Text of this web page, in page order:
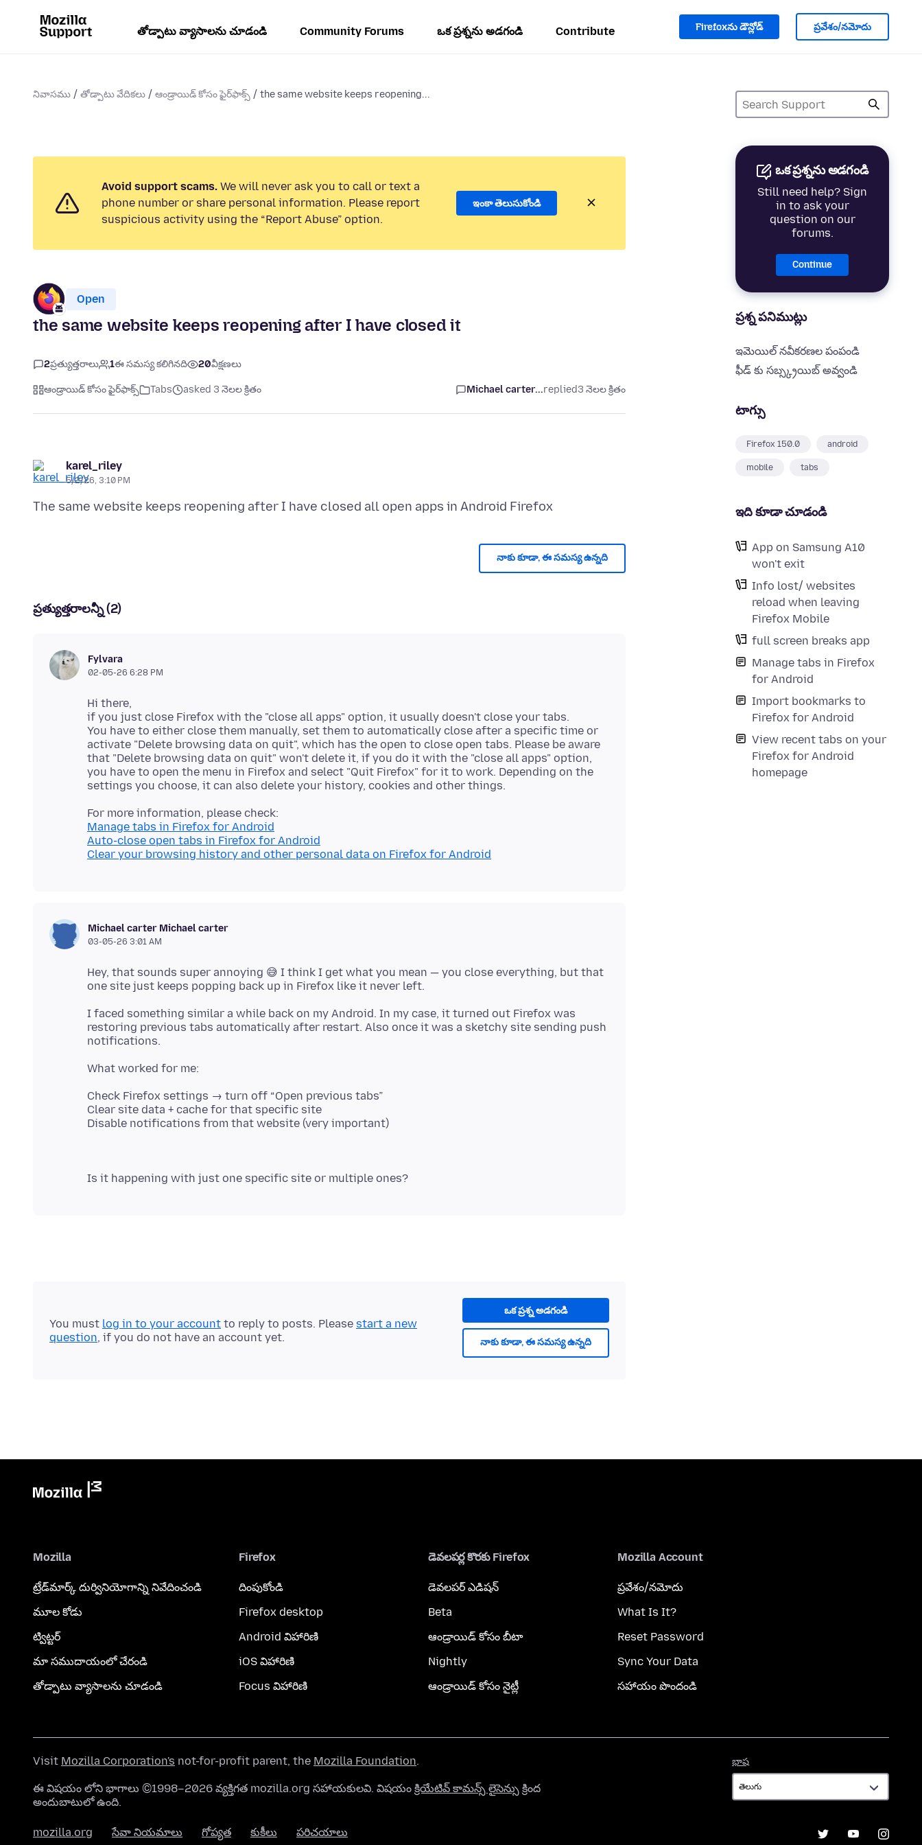
తోడ్పాటు వ్యాసాలను చూడండి Community Forums ఒక ప్రశ్నను అడగండి Contribute Firefoxను డౌన్లోడ్ ప్రవేశం/నమోదు
నివాసము తోడ్పాటు వేదికలు ఆండ్రాయిడ్ కోసం ఫైర్‌ఫాక్స్ the same website keeps reopening...
ఒక ప్రశ్నను అడగండి
Still need help? Sign
in to ask your
question on our
forums.
Continue
ప్రశ్న పనిముట్లు
ఇమెయిల్ నవీకరణల పంపండి
ఫీడ్ కు సబ్స్క్రయిబ్ అవ్వండి
టాగ్సు
Firefox 150.0 android
mobile tabs
ఇది కూడా చూడండి
App on Samsung A10
won't exit
Info lost/ websites
reload when leaving
Firefox Mobile
full screen breaks app
Manage tabs in Firefox
for Android
Import bookmarks to
Firefox for Android
View recent tabs on your
Firefox for Android
homepage
Avoid support scams. We will never ask you to call or text a
phone number or share personal information. Please report
suspicious activity using the “Report Abuse” option.
ఇంకా తెలుసుకోండి
Open
the same website keeps reopening after I have closed it
2ప్రత్యుత్తరాలు 1ఈ సమస్య కలిగినది 20వీక్షణలు
ఆండ్రాయిడ్ కోసం ఫైర్‌ఫాక్స్ Tabs asked 3 నెలల క్రితం Michael carter...replied3 నెలల క్రితం
karel_riley
5/2/26, 3:10 PM
నాకు కూడా, ఈ సమస్య ఉన్నది
ప్రత్యుత్తరాలన్నీ (2)
Fylvara
02-05-26 6:28 PM
Hi there,
if you just close Firefox with the "close all apps" option, it usually doesn't close your tabs.
You have to either close them manually, set them to automatically close after a specific time or
activate "Delete browsing data on quit", which has the open to close open tabs. Please be aware
that "Delete browsing data on quit" won't delete it, if you do it with the "close all apps" option,
you have to open the menu in Firefox and select "Quit Firefox" for it to work. Depending on the
Manage tabs in Firefox for Android
Auto-close open tabs in Firefox for Android
Clear your browsing history and other personal data on Firefox for Android
Michael carter Michael carter
03-05-26 3:01 AM
Hey, that sounds super annoying 😅 I think I get what you mean — you close everything, but that
I faced something similar a while back on my Android. In my case, it turned out Firefox was
restoring previous tabs automatically after restart. Also once it was a sketchy site sending push
Check Firefox settings → turn off “Open previous tabs”
Clear site data + cache for that specific site
ఒక ప్రశ్న అడగండి
నాకు కూడా, ఈ సమస్య ఉన్నది
You must log in to your account to reply to posts. Please start a new
question, if you do not have an account yet.
Mozilla
ట్రేడ్‌మార్క్ దుర్వినియోగాన్ని నివేదించండి
మూల కోడు
ట్విట్టర్
మా సముదాయంలో చేరండి
తోడ్పాటు వ్యాసాలను చూడండి
Firefox
దింపుకోండి
Firefox desktop
Android విహారిణి
iOS విహారిణి
Focus విహారిణి
డెవలపర్ల కొరకు Firefox
డెవలపర్ ఎడిషన్
Beta
ఆండ్రాయిడ్ కోసం బీటా
Nightly
ఆండ్రాయిడ్ కోసం నైట్లీ
Mozilla Account
ప్రవేశం/నమోదు
What Is It?
Reset Password
Sync Your Data
సహాయం పొందండి
భాష
Visit Mozilla Corporation's not-for-profit parent, the Mozilla Foundation.
ఈ విషయం లోని భాగాలు ©1998–2026 వ్యక్తిగత mozilla.org సహాయకులవి. విషయం క్రియేటివ్ కామన్స్ లైసెన్సు క్రింద
అందుబాటులో ఉంది.
mozilla.org సేవా నియమాలు గోప్యత కుకీలు పరిచయాలు